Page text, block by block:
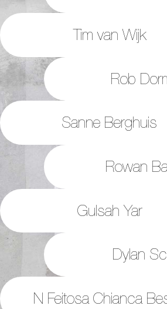
Tim van Wijk
Rob
Sanne Berghuis
Rowan
Gulsah Yar
Dylan
N Feitosa Chianca